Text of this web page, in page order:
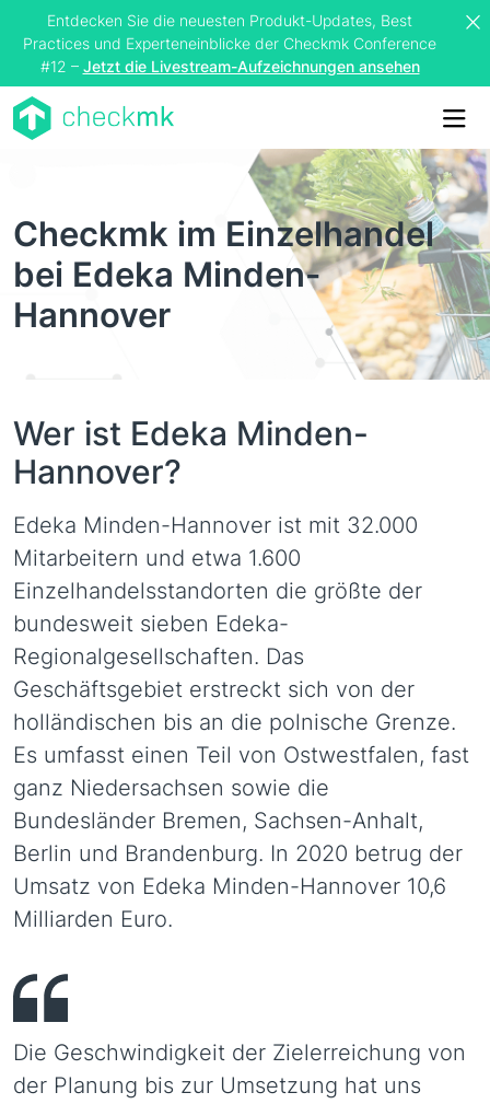
Entdecken Sie die neuesten Produkt-Updates, Best
Practices und Experteneinblicke der Checkmk Conference
#12 – Jetzt die Livestream-Aufzeichnungen ansehen
Checkmk im Einzelhandel
bei Edeka Minden-
Hannover
Wer ist Edeka Minden-
Hannover?
Edeka Minden-Hannover ist mit 32.000
Mitarbeitern und etwa 1.600
Einzelhandelsstandorten die größte der
bundesweit sieben Edeka-
Regionalgesellschaften. Das
Geschäftsgebiet erstreckt sich von der
holländischen bis an die polnische Grenze.
Es umfasst einen Teil von Ostwestfalen, fast
ganz Niedersachsen sowie die
Bundesländer Bremen, Sachsen-Anhalt,
Berlin und Brandenburg. In 2020 betrug der
Umsatz von Edeka Minden-Hannover 10,6
Milliarden Euro.
Die Geschwindigkeit der Zielerreichung von
der Planung bis zur Umsetzung hat uns